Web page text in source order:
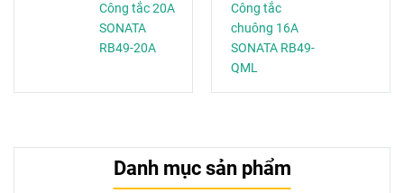
Công tắc 20A
SONATA
RB49-20A
Công tắc
chuông 16A
SONATA RB49-
QML
Danh mục sản phẩm